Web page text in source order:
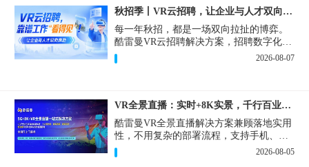
秋招季丨VR云招聘，让企业与人才双向奔赴！
每一年秋招，都是一场双向拉扯的博弈。
酷雷曼VR云招聘解决方案，招聘数字化的
实用工具，告别“信息博弈”，真正实现企
业与人才双向奔赴。
2026-08-07
VR全景直播：实时+8K实景，千行百业的数字化利器
酷雷曼VR全景直播解决方案兼顾落地实用
性，不用复杂的部署流程，支持手机、网
页多端访问，解决各行各业 “看得见、信
得过、降成本、提转化” 的实际难题。
2026-08-05